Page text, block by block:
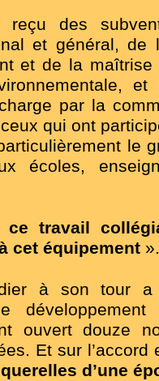
des
et général, de
et de la
par la
qui ont
le
écoles,
ce travail
cet équipement».
à son tour
ouvert douze
Et sur
d’une